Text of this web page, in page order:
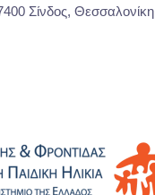
Σίνδος, Θεσσαλονίκη